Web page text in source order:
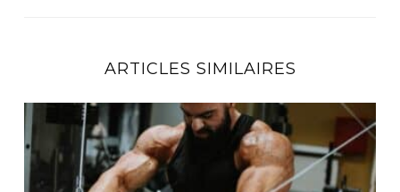
ARTICLES SIMILAIRES
En combien de temps un muscle se reconstruit ?